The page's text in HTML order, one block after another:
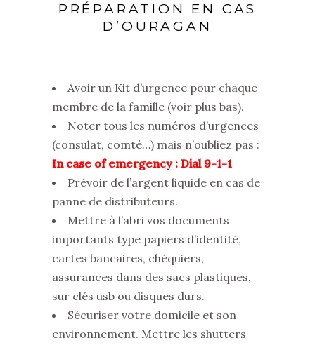
PRÉPARATION EN CAS
D’OURAGAN
Avoir un Kit d’urgence pour chaque
membre de la famille (voir plus bas).
Noter tous les numéros d’urgences
(consulat, comté…) mais n’oubliez pas :
In case of emergency : Dial 9-1-1
Prévoir de l’argent liquide en cas de
panne de distributeurs.
Mettre à l’abri vos documents
importants type papiers d’identité,
cartes bancaires, chéquiers,
assurances dans des sacs plastiques,
sur clés usb ou disques durs.
Sécuriser votre domicile et son
environnement. Mettre les shutters